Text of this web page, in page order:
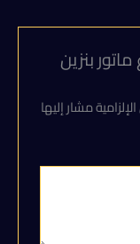
بنزين
مشار إليها